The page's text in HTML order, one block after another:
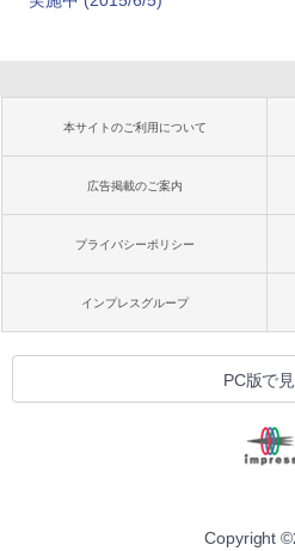
本サイトのご利用について
広告掲載のご案内
プライバシーポリシー
インプレスグループ
PC版で
Copyright ©